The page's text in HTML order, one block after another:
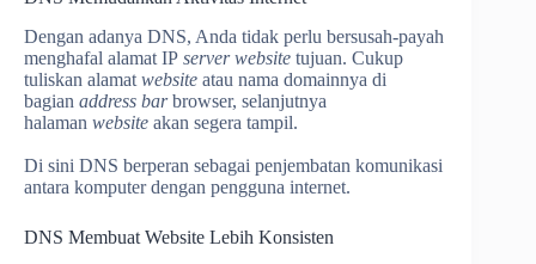
Dengan adanya DNS, Anda tidak perlu bersusah-payah
menghafal alamat IP server website tujuan. Cukup
tuliskan alamat website atau nama domainnya di
bagian address barbrowser, selanjutnya
halaman website akan segera tampil.
Di sini DNS berperan sebagai penjembatan komunikasi
antara komputer dengan pengguna internet.
DNS Membuat Website Lebih Konsisten